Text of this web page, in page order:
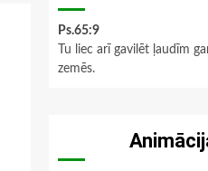
Ps.65:9
Tu liec arī gavilēt ļaudīm
zemēs.